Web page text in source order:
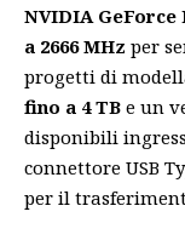
NVIDIA GeForce
a 2666 MHz per
progetti di
fino a 4 TB e un
disponibili
connettore USB
per il